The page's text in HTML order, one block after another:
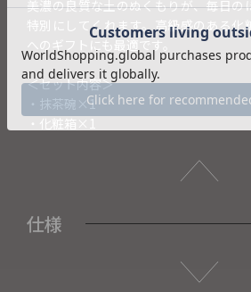
美濃の良質な土のぬくもりが、毎日の
特別にしてくれます。高級感のある化
へのギフトにも最適です。
＜セット内容＞
・抹茶碗×1
・化粧箱×1
仕様